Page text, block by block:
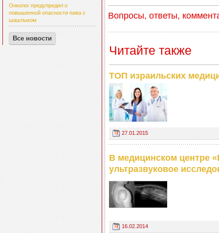
Онколог предупредил о
повышенной опасности пива с
шашлыком
Все новости
Вопросы, ответы,
Читайте также
ТОП израильских
27.01.2015
В медицинском центре
ультразвуковое
16.02.2014